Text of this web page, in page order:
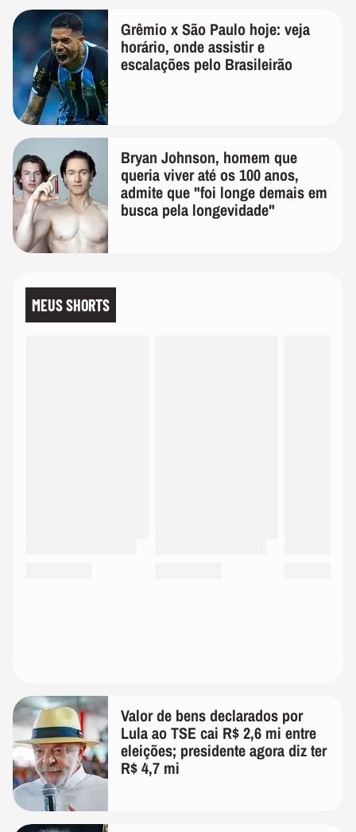
Grêmio x São Paulo hoje: veja
horário, onde assistir e
escalações pelo Brasileirão
Bryan Johnson, homem que
queria viver até os 100 anos,
admite que "foi longe demais em
busca pela longevidade"
MEUS SHORTS
Valor de bens declarados por
Lula ao TSE cai R$ 2,6 mi entre
eleições; presidente agora diz ter
R$ 4,7 mi